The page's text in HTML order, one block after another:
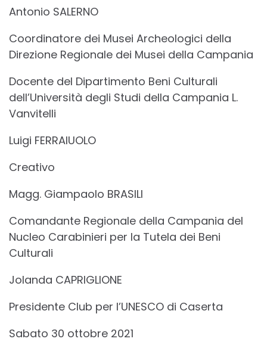
Antonio SALERNO
Coordinatore dei Musei Archeologici della
Direzione Regionale dei Musei della Campania
Docente del Dipartimento Beni Culturali
dell’Università degli Studi della Campania L.
Vanvitelli
Luigi FERRAIUOLO
Creativo
Magg. Giampaolo BRASILI
Comandante Regionale della Campania del
Nucleo Carabinieri per la Tutela dei Beni
Culturali
Jolanda CAPRIGLIONE
Presidente Club per l’UNESCO di Caserta
Sabato 30 ottobre 2021